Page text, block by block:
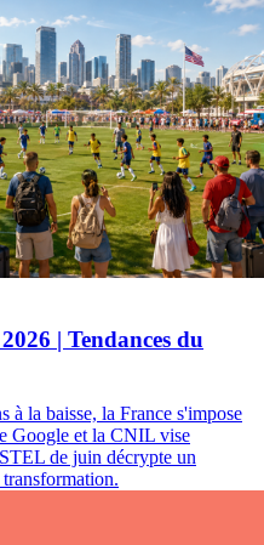
| Tendances du
la baisse, la France s'impose
Google et la CNIL vise
de juin décrypte un